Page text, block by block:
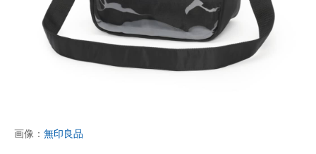
経営リーダーのコミュニティ
マーケ×ITの今がよく分かる
ITエンジニア向け専門サイト
IT製品の技術・比較・事例
画像： 無印良品